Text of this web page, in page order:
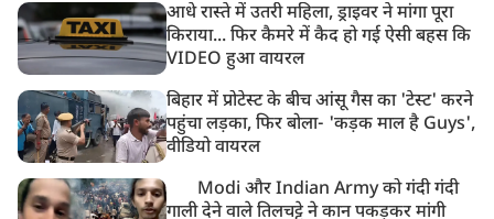
आधे रास्ते में उतरी महिला, ड्राइवर ने मांगा पूरा
किराया... फिर कैमरे में कैद हो गई ऐसी बहस कि
VIDEO हुआ वायरल
बिहार में प्रोटेस्ट के बीच आंसू गैस का 'टेस्ट' करने
पहुंचा लड़का, फिर बोला- 'कड़क माल है Guys',
वीडियो वायरल
Modi और Indian Army को गंदी गंदी
गाली देने वाले तिलचट्टे ने कान पकड़कर मांगी